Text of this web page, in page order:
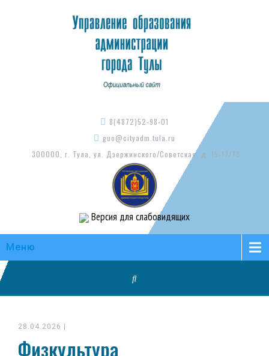
8(4872)52-98-01
guo@cityadm.tula.ru
300000, г. Тула, ул. Дзержинского/Советская, д. 15-17/73
Версия для слабовидящих
Меню
28.04.2026
Физкультура